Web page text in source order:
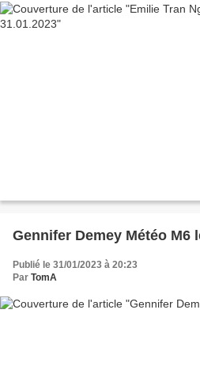
Gennifer Demey Météo M6
Publié le 31/01/2023 à 20:23
Par TomA